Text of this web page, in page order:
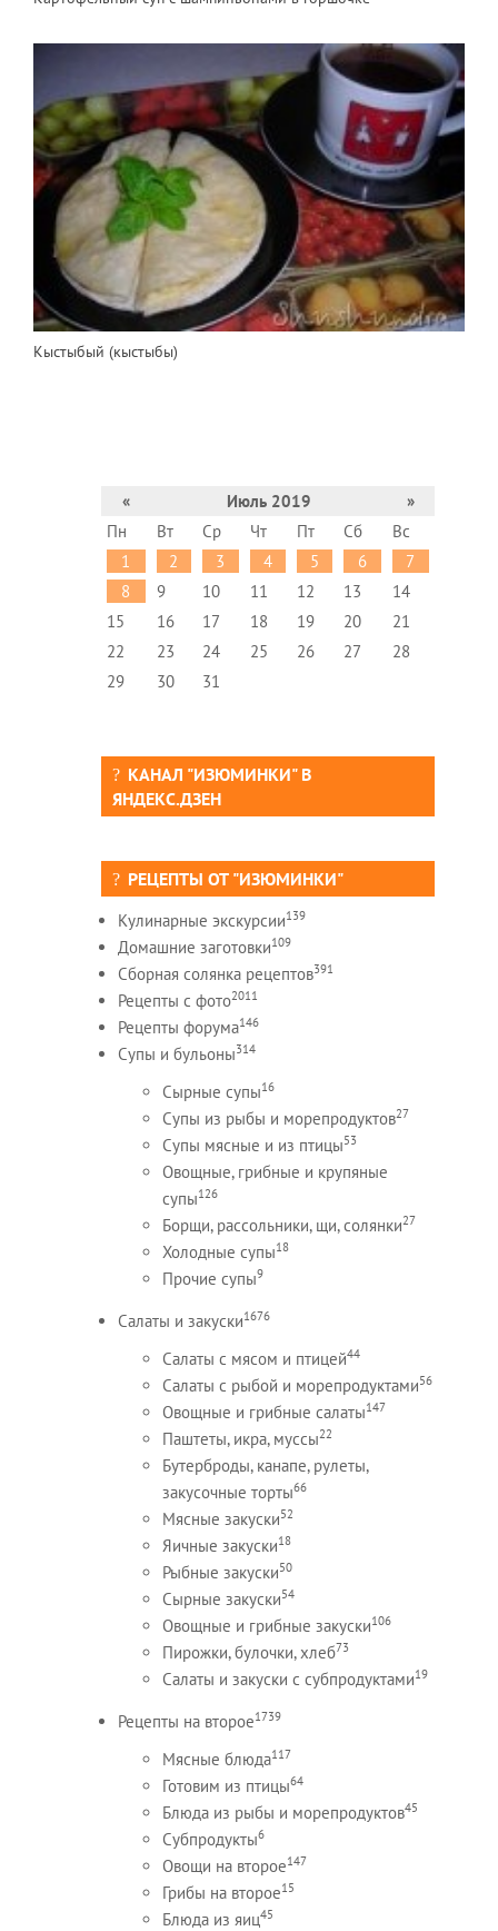
Кыстыбый (кыстыбы)
« Июль 2019
»
Пн
Вт Ср Чт Пт Сб
Вс
1
2 3 4 5 6
7
8
9 10 11 12 13
14
15
16 17 18 19 20
21
22
23 24 25 26 27
28
29
30 31
КАНАЛ "ИЗЮМИНКИ" В
ЯНДЕКС.ДЗЕН
РЕЦЕПТЫ ОТ "ИЗЮМИНКИ"
Кулинарные экскурсии139
Домашние заготовки109
Сборная солянка рецептов391
Рецепты c фото2011
Рецепты форума146
Супы и бульоны314
Сырные супы16
Супы из рыбы и морепродуктов27
Супы мясные и из птицы53
Овощные, грибные и крупяные
супы126
Борщи, рассольники, щи, солянки27
Холодные супы18
Прочие супы9
Салаты и закуски1676
Салаты с мясом и птицей44
Салаты с рыбой и морепродуктами56
Овощные и грибные салаты147
Паштеты, икра, муссы22
Бутерброды, канапе, рулеты,
закусочные торты66
Мясные закуски52
Яичные закуски18
Рыбные закуски50
Сырные закуски54
Овощные и грибные закуски106
Пирожки, булочки, хлеб73
Салаты и закуски с субпродуктами19
Рецепты на второе1739
Мясные блюда117
Готовим из птицы64
Блюда из рыбы и морепродуктов45
Субпродукты6
Овощи на второе147
Грибы на второе15
Блюда из яиц45